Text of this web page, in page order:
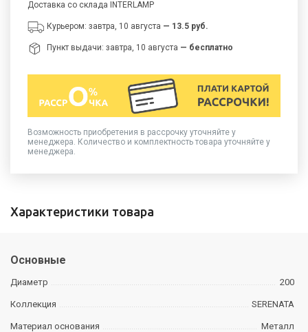
Доставка со склада INTERLAMP
Курьером: завтра, 10 августа — 13.5 руб.
Пункт выдачи: завтра, 10 августа — бесплатно
Возможность приобретения в рассрочку уточняйте у
менеджера. Количество и комплектность товара уточняйте у
менеджера.
Характеристики товара
Основные
Диаметр 200
Коллекция SERENATA
Материал основания Металл